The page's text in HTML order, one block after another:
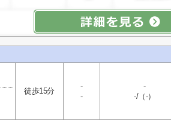
徒歩15分
-
-
-
-/（-）